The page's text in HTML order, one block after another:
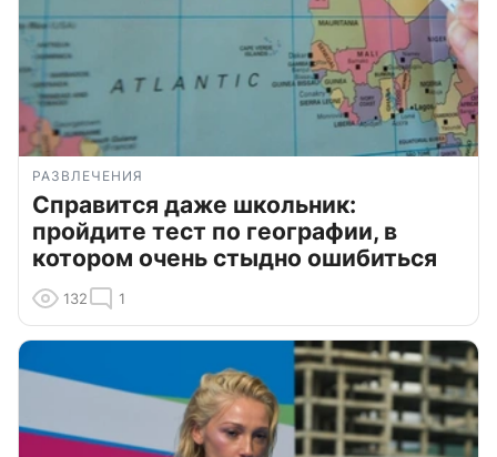
РАЗВЛЕЧЕНИЯ
Справится даже школьник:
пройдите тест по географии, в
котором очень стыдно ошибиться
132 1